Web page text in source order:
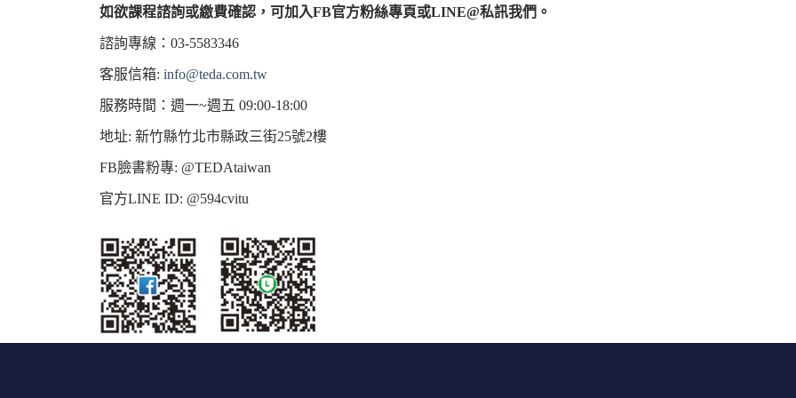
如欲課程諮詢或繳費確認， 可加入FB官方粉絲專頁或LINE@私訊我們。
諮詢專線：03-5583346
客服信箱: info@teda.com.tw
服務時間：週一~週五 09:00-18:00
地址: 新竹縣竹北市縣政三街25號2樓
FB臉書粉專: @TEDAtaiwan
官方LINE ID: @594cvitu